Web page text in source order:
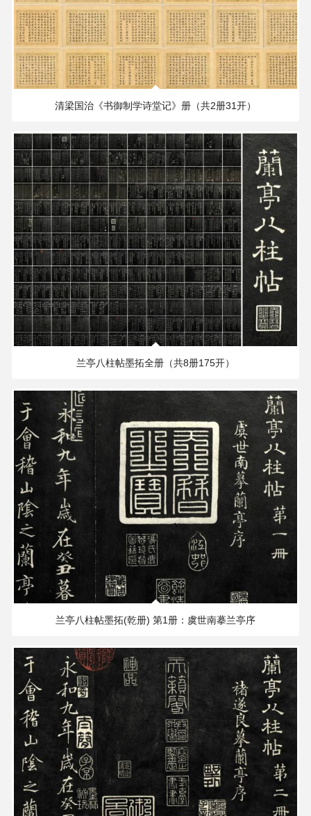
清梁国治《书御制学诗堂记》册（共2册31开）
兰亭八柱帖墨拓全册（共8册175开）
2.21 GB 2188×1902 PX
兰亭八柱帖墨拓(乾册) 第1册：虞世南摹兰亭序
173.43 MB 2188×1902 PX
231.12 MB 2188×1902 PX
画
水
彩
画
描
画
古
籍
下
载
/
Ancient
Works
经
史
部
古
籍
子
部
古
籍
集
籍
艺
术
品
Artwork
铜